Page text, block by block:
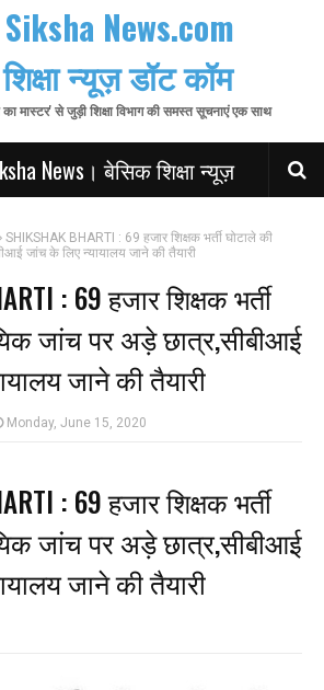
News.com
न्यूज़ डॉट कॉम
मास्टर' से जुड़ी शिक्षा विभाग की समस्त सूचनाएं एक साथ
News। बेसिक शिक्षा न्यूज़
SHIKSHAK BHARTI : 69 हजार शिक्षक भर्ती घोटाले की
जांच के लिए न्यायालय जाने की तैयारी
: 69 हजार शिक्षक भर्ती
जांच पर अड़े छात्र,सीबीआई
जाने की तैयारी
Monday, June 15, 2020
: 69 हजार शिक्षक भर्ती
जांच पर अड़े छात्र,सीबीआई
जाने की तैयारी